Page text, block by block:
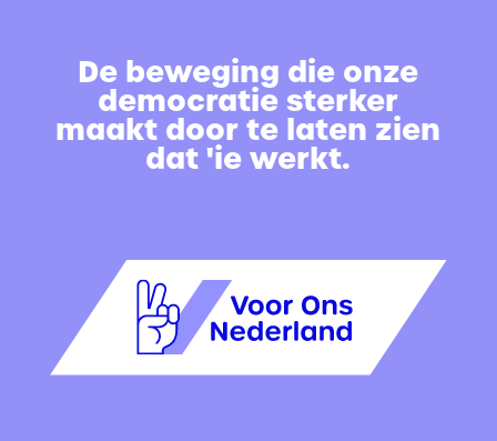
De beweging die onze
democratie sterker
maakt door te laten zien
dat 'ie werkt.